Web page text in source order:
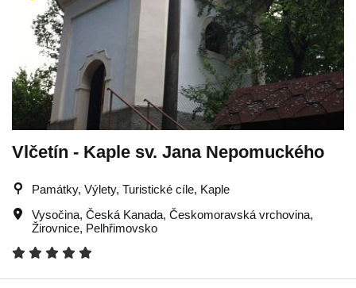
Vlčetín - Kaple sv. Jana Nepomuckého
Památky, Výlety, Turistické cíle, Kaple
Vysočina, Česká Kanada, Českomoravská vrchovina,
Žirovnice, Pelhřimovsko